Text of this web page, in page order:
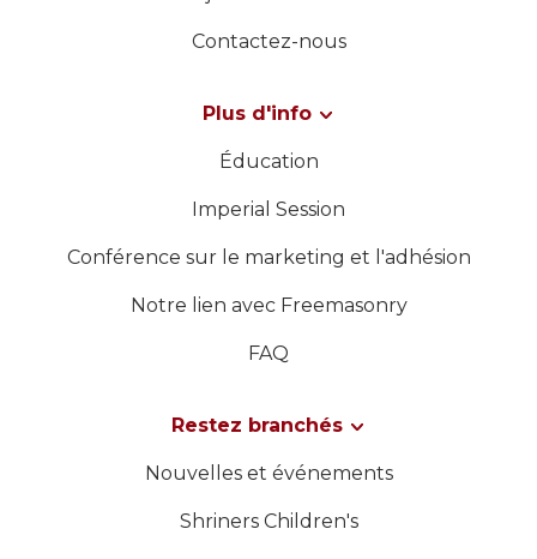
Contactez-nous
Plus d'info
Éducation
Imperial Session
Conférence sur le marketing et l'adhésion
Notre lien avec Freemasonry
FAQ
Restez branchés
Nouvelles et événements
Shriners Children's